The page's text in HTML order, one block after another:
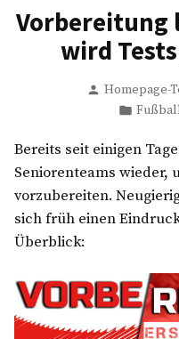
Vorbereitung
wird
Verfasst
von
Homepage-
Bereits seit einigen
Seniorenteams wieder,
vorzubereiten.
sich früh einen
Überblick: